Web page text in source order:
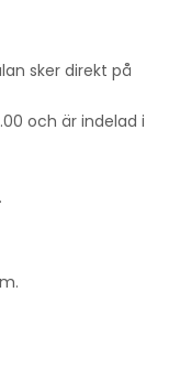
sker direkt på
och är indelad i